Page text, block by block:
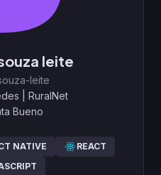
leite
leite
RuralNet
Bueno
NATIVE
REACT